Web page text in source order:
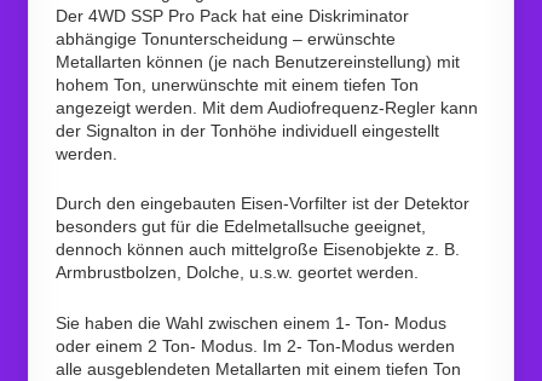
Der 4WD SSP Pro Pack hat eine Diskriminator
abhängige Tonunterscheidung – erwünschte
Metallarten können (je nach Benutzereinstellung) mit
hohem Ton, unerwünschte mit einem tiefen Ton
angezeigt werden. Mit dem Audiofrequenz-Regler kann
der Signalton in der Tonhöhe individuell eingestellt
werden.
Durch den eingebauten Eisen-Vorfilter ist der Detektor
besonders gut für die Edelmetallsuche geeignet,
dennoch können auch mittelgroße Eisenobjekte z. B.
Armbrustbolzen, Dolche, u.s.w. geortet werden.
Sie haben die Wahl zwischen einem 1- Ton- Modus
oder einem 2 Ton- Modus. Im 2- Ton-Modus werden
alle ausgeblendeten Metallarten mit einem tiefen Ton